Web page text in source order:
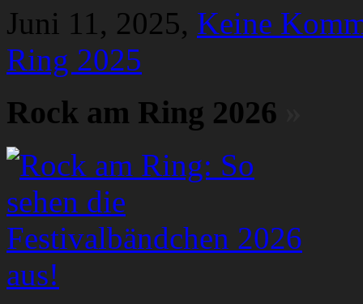
Juni 11, 2025, Keine
Ring 2025
Rock am Ring 2026